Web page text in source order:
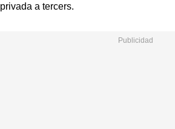
privada a tercers.